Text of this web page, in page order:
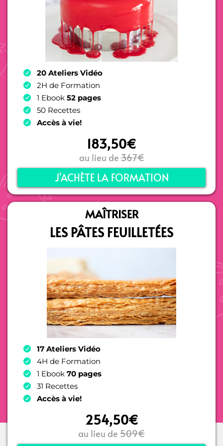
20 Ateliers Vidéo
2H de Formation
1 Ebook 52 pages
50 Recettes
Accès à vie!
183,50€
au lieu de367€
J'ACHÈTE LA FORMATION
MAÎTRISER
LES PÂTES FEUILLETÉES
17 Ateliers Vidéo
4H de Formation
1 Ebook 70 pages
31 Recettes
Accès à vie!
254,50€
au lieu de 509€